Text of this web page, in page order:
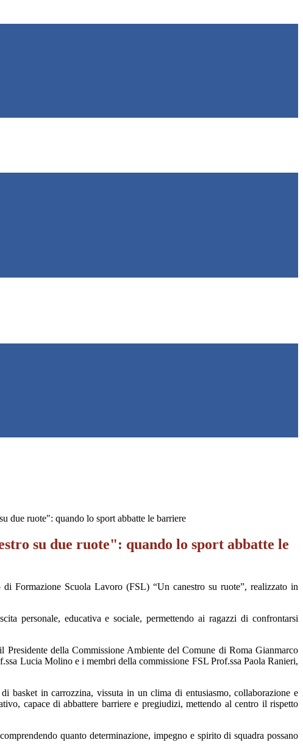
due ruote": quando lo sport abbatte le barriere
su due ruote": quando lo sport abbatte le
Formazione Scuola Lavoro (FSL) “Un canestro su ruote”, realizzato in
personale, educativa e sociale, permettendo ai ragazzi di confrontarsi
della Commissione Ambiente del Comune di Roma Gianmarco
Lucia Molino e i membri della commissione FSL Prof.ssa Paola Ranieri,
basket in carrozzina, vissuta in un clima di entusiasmo, collaborazione e
capace di abbattere barriere e pregiudizi, mettendo al centro il rispetto
quanto determinazione, impegno e spirito di squadra possano